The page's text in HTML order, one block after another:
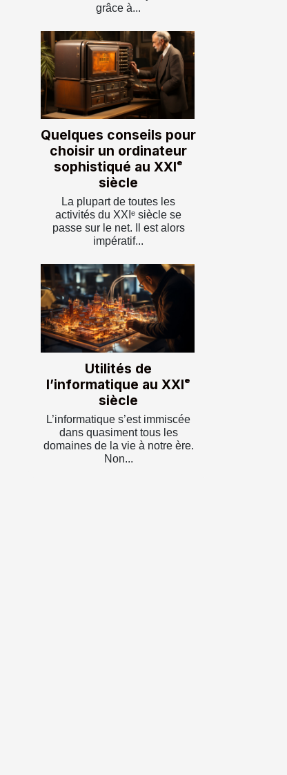
grâce à...
Quelques conseils pour
choisir un ordinateur
sophistiqué au XXIᵉ
siècle
La plupart de toutes les
activités du XXIᵉ siècle se
passe sur le net. Il est alors
impératif...
Utilités de
l’informatique au XXIᵉ
siècle
L’informatique s’est immiscée
dans quasiment tous les
domaines de la vie à notre ère.
Non...